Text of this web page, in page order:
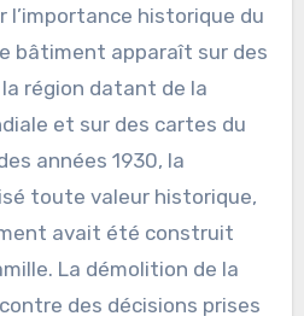
l’importance historique du
bâtiment apparaît sur des
région datant de la
et sur des cartes du
années 1930, la
toute valeur historique,
avait été construit
La démolition de la
des décisions prises